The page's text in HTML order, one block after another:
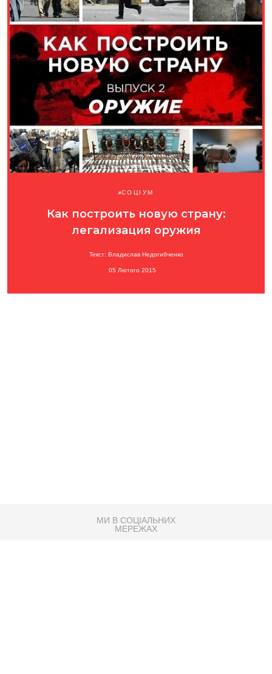
СОЦІУМ
Как построить новую страну:
легализация оружия
Текст: Владислав Недогибченко
05 Лютого 2015
МИ В СОЦІАЛЬНИХ
МЕРЕЖАХ